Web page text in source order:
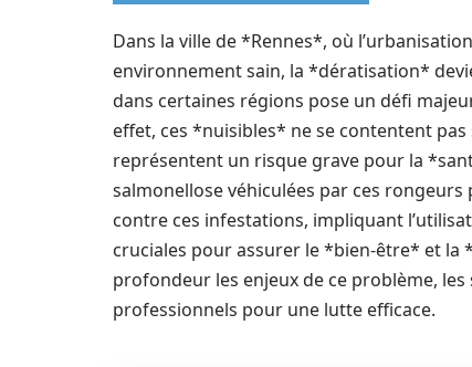
Dans la ville de *Rennes*, où
environnement sain, la *dératisation*
dans certaines régions pose un défi
effet, ces *nuisibles* ne se contentent
représentent un risque grave pour la
salmonellose véhiculées par ces
contre ces infestations, impliquant
cruciales pour assurer le *bien-être* et la
profondeur les enjeux de ce problème,
professionnels pour une lutte efficace.